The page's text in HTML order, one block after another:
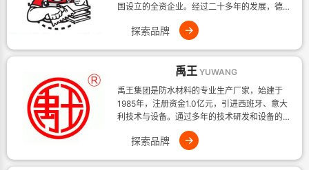
国设立的全资企业。经过二十多年的发展，德高
中国已成为中国特种砂浆行业的
探索品牌 →
禹王 YUWANG
禹王集团是防水材料的专业生产厂家，始建于
1985年，注册资金1.0亿元，引进西班牙、意大
利技术与设备。通过多年的技术研发和设备的不
断改造、升级，现已拥有12条改
探索品牌 →